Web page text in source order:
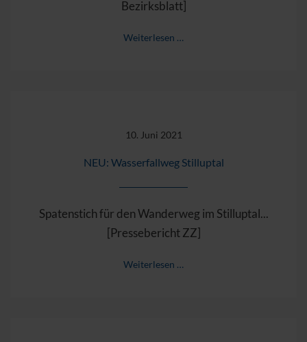
Bezirksblatt]
Weiterlesen …
10. Juni 2021
NEU: Wasserfallweg Stilluptal
Spatenstich für den Wanderweg im Stilluptal...
[Pressebericht ZZ]
Weiterlesen …